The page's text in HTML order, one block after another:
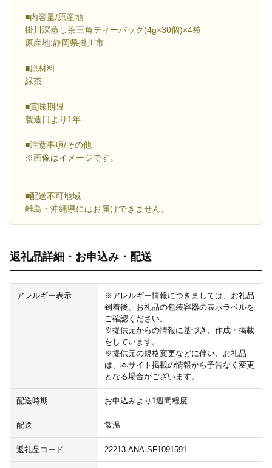
■内容量/原産地
掛川深蒸し茶三角ティーバッグ(4g×30個)×4袋
原産地:静岡県掛川市
■原材料
緑茶
■賞味期限
製造日より1年
■注意事項/その他
※画像はイメージです。
■配送不可地域
離島・沖縄県にはお届けできません。
返礼品詳細・お申込み・配送
アレルギー表示
※アレルギー情報につきましては、お礼品
到着後、お礼品の包装容器の表示ラベルを
ご確認ください。
※提供元からの情報に基づき、作成・掲載
をしています。
※提供元の規格変更などに伴い、お礼品
は、本サイト掲載の情報から予告なく変更
となる場合がございます。
配送時期 お申込みより1週間程度
配送 常温
返礼品コード 22213-ANA-SF1091591